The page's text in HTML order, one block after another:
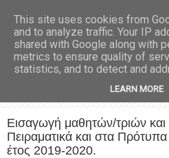
Εισαγωγή μαθητών/τριών και
Πειραματικά και στα
έτος 2019-2020.
This site uses cookies from
and to analyze traffic. Your IP
shared with Google along with
metrics to ensure quality of
statistics, and to detect and
LEARN MORE